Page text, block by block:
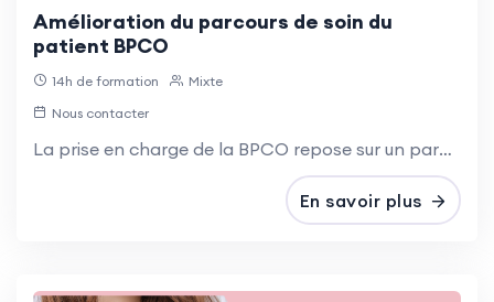
Amélioration du parcours de soin du
patient BPCO
14h de formation
Mixte
Nous contacter
La prise en charge de la BPCO repose sur un parcours de soins pluridisciplinaire, impliquant infirmiers et masseurs-kinésithérapeutes pour optimiser le suivi des patients.
En savoir plus